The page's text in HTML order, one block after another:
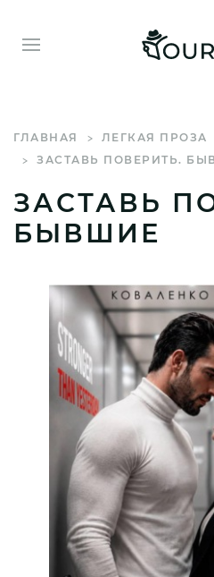
ГЛАВНАЯ
ЛЕГКАЯ ПРОЗА
ЗАСТАВЬ ПОВЕРИТЬ.
ЗАСТАВЬ
БЫВШИЕ